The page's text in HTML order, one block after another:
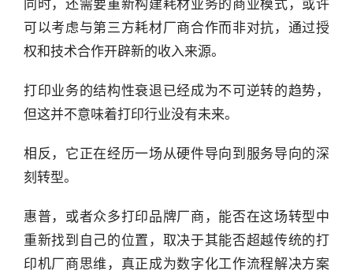
同时，还需要重新构建耗材业务的商业模式，或许
可以考虑与第三方耗材厂商合作而非对抗，通过授
权和技术合作开辟新的收入来源。
打印业务的结构性衰退已经成为不可逆转的趋势，
但这并不意味着打印行业没有未来。
相反，它正在经历一场从硬件导向到服务导向的深
刻转型。
惠普，或者众多打印品牌厂商，能否在这场转型中
重新找到自己的位置，取决于其能否超越传统的打
印机厂商思维，真正成为数字化工作流程解决方案